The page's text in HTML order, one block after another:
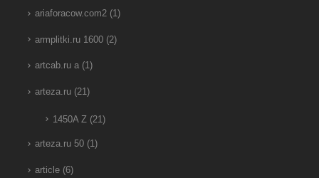
ariaforacow.com2(1)
armplitki.ru 1600(2)
artcab.ru a(1)
arteza.ru(21)
1450A Z (21)
arteza.ru 50(1)
article(6)